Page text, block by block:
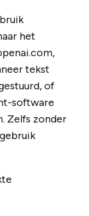
het
tekst
of
software
Zelfs zonder